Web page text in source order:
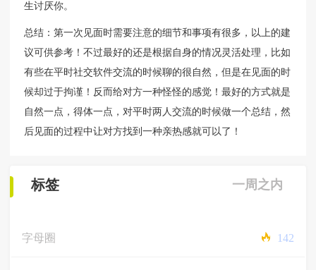
生讨厌你。
总结：第一次见面时需要注意的细节和事项有很多，以上的建
议可供参考！不过最好的还是根据自身的情况灵活处理，比如
有些在平时社交软件交流的时候聊的很自然，但是在见面的时
候却过于拘谨！反而给对方一种怪怪的感觉！最好的方式就是
自然一点，得体一点，对平时两人交流的时候做一个总结，然
后见面的过程中让对方找到一种亲热感就可以了！
标签 一周之内
字母圈 142